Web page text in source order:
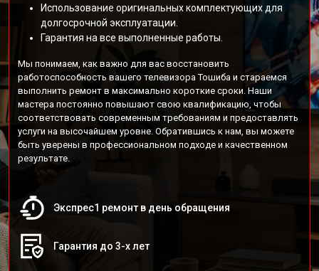
Использование оригинальных комплектующих для
долгосрочной эксплуатации.
Гарантия на все выполненные работы.
Мы понимаем, как важно для вас восстановить
работоспособность вашего телевизора Тошиба и стараемся
выполнить ремонт в максимально короткие сроки. Наши
мастера постоянно повышают свою квалификацию, чтобы
соответствовать современным требованиям и предоставлять
услуги на высочайшем уровне. Обратившись к нам, вы можете
быть уверены в профессиональном подходе и качественном
результате.
Экспрес1 ремонт в день обращения
Гарантия до 3-х лет